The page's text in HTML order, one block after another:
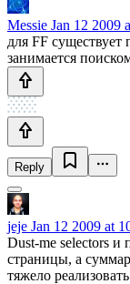
Messie Jan 12 2009
для FF существует
занимается
Reply
jeje Jan 12 2009 at
Dust-me selectors и
страницы, а
тяжело